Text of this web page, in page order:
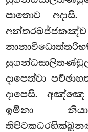
පාතොව අදාසි.
දාපෙත්වා
දාපෙසි. අඤ්ඤෙ
ඉමිනා